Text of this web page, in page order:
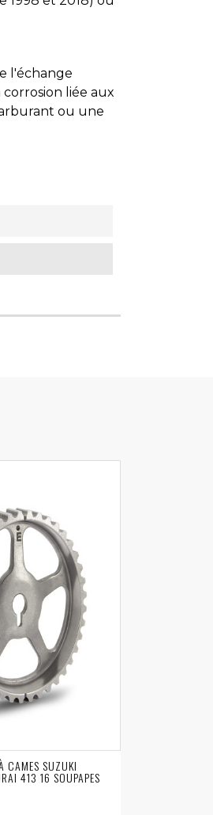
l'échange
liée aux
ou une
CAMES SUZUKI
413 16 SOUPAPES